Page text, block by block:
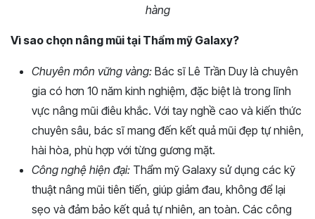
hàng
Vì sao chọn nâng mũi tại Thẩm mỹ Galaxy?
Chuyên môn vững vàng: Bác sĩ Lê Trần Duy là chuyên
gia có hơn 10 năm kinh nghiệm, đặc biệt là trong lĩnh
vực nâng mũi điêu khắc. Với tay nghề cao và kiến thức
chuyên sâu, bác sĩ mang đến kết quả mũi đẹp tự nhiên,
hài hòa, phù hợp với từng gương mặt.
Công nghệ hiện đại: Thẩm mỹ Galaxy sử dụng các kỹ
thuật nâng mũi tiên tiến, giúp giảm đau, không để lại
sẹo và đảm bảo kết quả tự nhiên, an toàn. Các công